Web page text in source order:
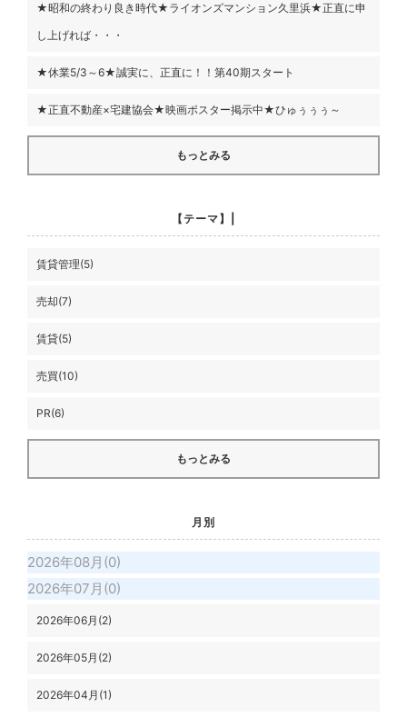
★昭和の終わり良き時代★ライオンズマンション久里浜★正直に申
し上げれば・・・
★休業5/3～6★誠実に、正直に！！第40期スタート
★正直不動産×宅建協会★映画ポスター掲示中★ひゅぅぅぅ～
もっとみる
【テーマ】|
賃貸管理(5)
売却(7)
賃貸(5)
売買(10)
PR(6)
もっとみる
月別
2026年08月(0)
2026年07月(0)
2026年06月(2)
2026年05月(2)
2026年04月(1)